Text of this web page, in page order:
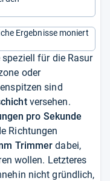
Ergebnisse moniert
für die Rasur
oder
sind
versehen.
pro Sekunde
Richtungen
Trimmer dabei,
wollen. Letzteres
nicht gründlich,